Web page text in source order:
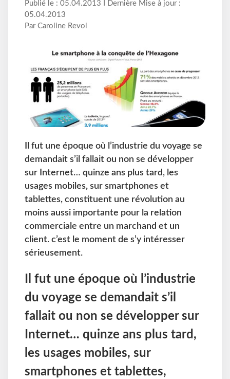
Publié le : 05.04.2013 I Dernière Mise à jour :
05.04.2013
Par Caroline Revol
Il fut une époque où l’industrie du voyage se
demandait s’il fallait ou non se développer
sur Internet… quinze ans plus tard, les
usages mobiles, sur smartphones et
tablettes, constituent une révolution au
moins aussi importante pour la relation
commerciale entre un marchand et un
client. c’est le moment de s’y intéresser
sérieusement.
Il fut une époque où l’industrie
du voyage se demandait s’il
fallait ou non se développer sur
Internet… quinze ans plus tard,
les usages mobiles, sur
smartphones et tablettes,